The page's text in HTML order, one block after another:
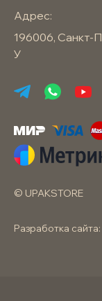
Адрес:
196006, Санкт-
У
© UPAKSTORE
Разработка сайта: